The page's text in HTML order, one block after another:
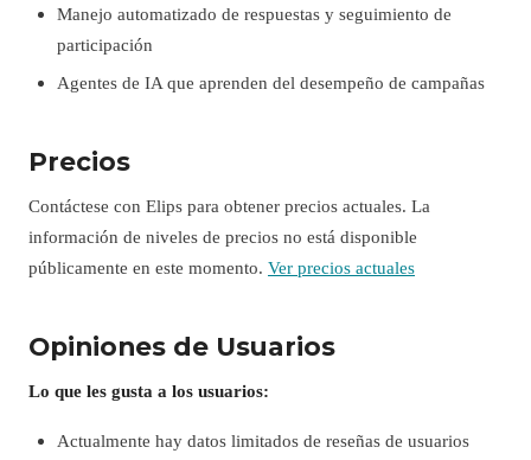
Manejo automatizado de respuestas y seguimiento de
participación
Agentes de IA que aprenden del desempeño de campañas
Precios
Contáctese con Elips para obtener precios actuales. La
información de niveles de precios no está disponible
públicamente en este momento. Ver precios actuales
Opiniones de Usuarios
Lo que les gusta a los usuarios:
Actualmente hay datos limitados de reseñas de usuarios